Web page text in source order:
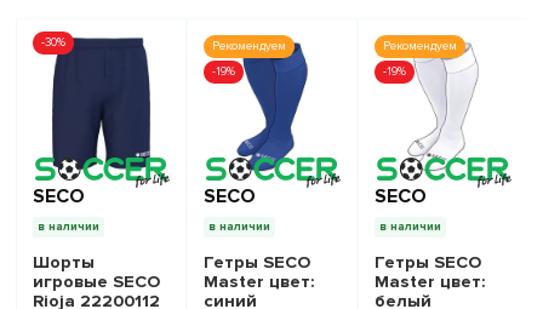
-30%
SECO
в наличии
Шорты
игровые SECO
Rioja 22200112
Рекомендуем
-19%
SECO
в наличии
Гетры SECO
Master цвет:
синий
Рекомендуем
-19%
SECO
в наличии
Гетры SECO
Master цвет:
белый